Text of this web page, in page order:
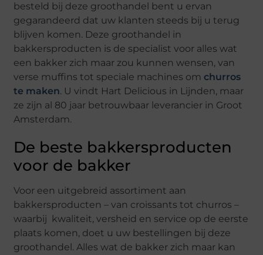
besteld bij deze groothandel bent u ervan
gegarandeerd dat uw klanten steeds bij u terug
blijven komen. Deze groothandel in
bakkersproducten is de specialist voor alles wat
een bakker zich maar zou kunnen wensen, van
verse muffins tot speciale machines omchurros
te maken. U vindt Hart Delicious in Lijnden, maar
ze zijn al 80 jaar betrouwbaar leverancier in Groot
Amsterdam.
De beste bakkersproducten
voor de bakker
Voor een uitgebreid assortiment aan
bakkersproducten – van croissants tot churros –
waarbij kwaliteit, versheid en service op de eerste
plaats komen, doet u uw bestellingen bij deze
groothandel. Alles wat de bakker zich maar kan